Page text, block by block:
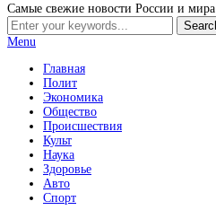
Самые свежие новости России и мира
Menu
Главная
Полит
Экономика
Общество
Происшествия
Культ
Наука
Здоровье
Авто
Спорт